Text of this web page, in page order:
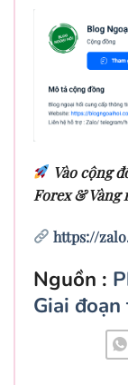
Vào cộng
Forex &
https://
Nguồn :
Giai